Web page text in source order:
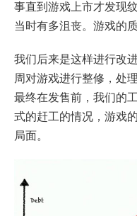
事直到游戏上市才发现
当时有多沮丧。游戏的
我们后来是这样进行改
周对游戏进行整修，处
最终在发售前，我们的
式的赶工的情况，游戏
局面。